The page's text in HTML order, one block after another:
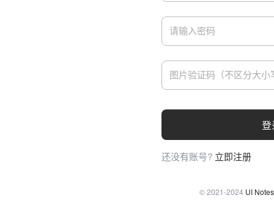
登
还没有账号? 立即注册
© 2021-2024 UI Notes